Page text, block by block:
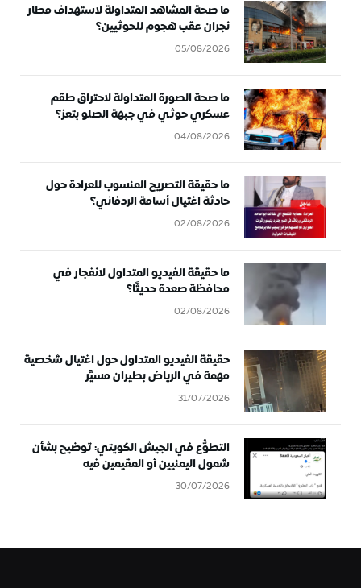
ما صحة المشاهد المتداولة لاستهداف مطار
نجران عقب هجوم للحوثيين؟
05/08/2026
ما صحة الصورة المتداولة لاحتراق طقم
عسكري حوثي في جبهة الصلو بتعز؟
04/08/2026
ما حقيقة التصريح المنسوب للعرادة حول
حادثة اغتيال أسامة الردفاني؟
02/08/2026
ما حقيقة الفيديو المتداول لانفجار في
محافظة صعدة حديثًا؟
02/08/2026
حقيقة الفيديو المتداول حول اغتيال شخصية
مهمة في الرياض بطيران مسيَّر
31/07/2026
التطوُّع في الجيش الكويتي: توضيح بشأن
شمول اليمنيين أو المقيمين فيه
30/07/2026